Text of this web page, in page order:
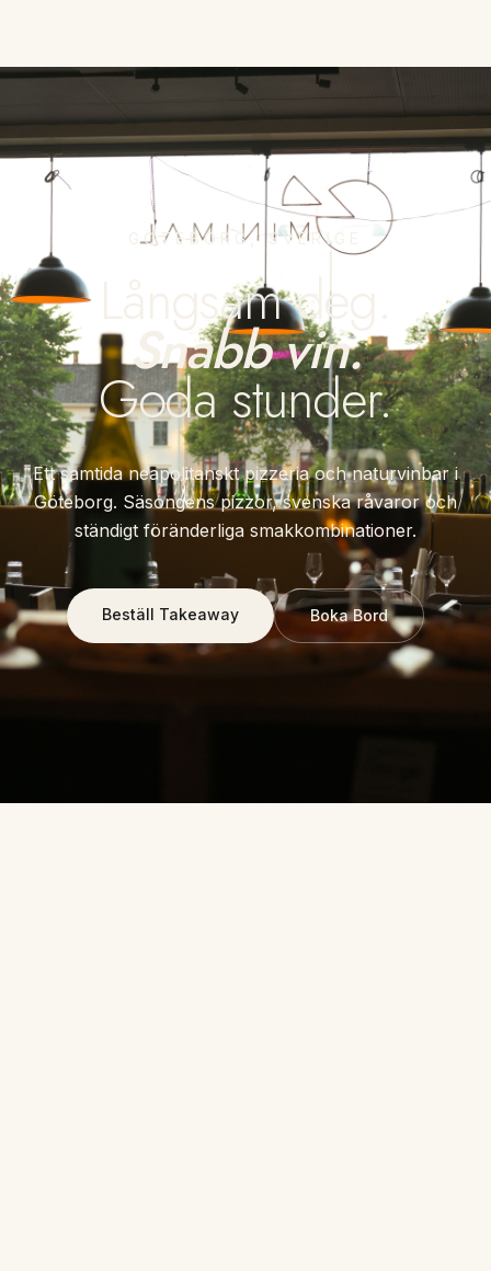
GÖTEBORG, SVERIGE
Långsam deg.
Snabb vin.
Goda stunder.
Ett samtida neapolitanskt pizzeria och naturvinbar i
Göteborg. Säsongens pizzor, svenska råvaror och
ständigt föränderliga smakkombinationer.
Beställ Takeaway Boka Bord